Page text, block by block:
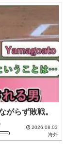
がらず敗戦。
2026.08.03
海外